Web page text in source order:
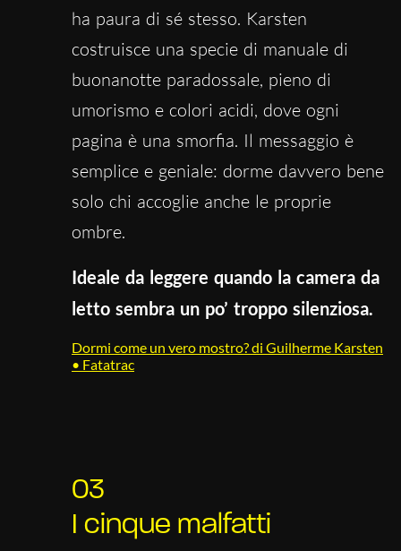
ha paura di sé stesso. Karsten
costruisce una specie di manuale di
buonanotte paradossale, pieno di
umorismo e colori acidi, dove ogni
pagina è una smorfia. Il messaggio è
semplice e geniale: dorme davvero bene
solo chi accoglie anche le proprie
ombre.
Ideale da leggere quando la camera da
letto sembra un po’ troppo silenziosa.
Dormi come un vero mostro? di Guilherme Karsten
• Fatatrac
03
I cinque malfatti